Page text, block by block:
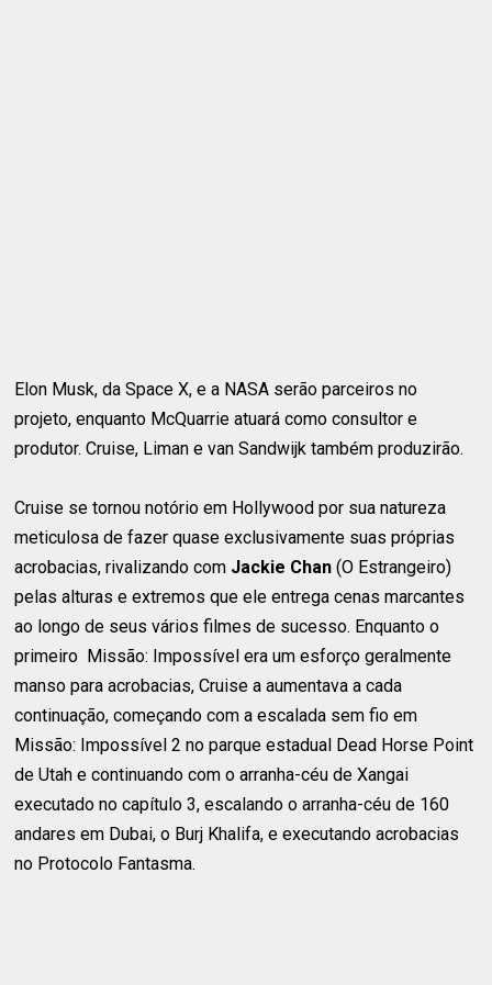
Elon Musk, da Space X, e a NASA serão parceiros no
projeto, enquanto McQuarrie atuará como consultor e
produtor. Cruise, Liman e van Sandwijk também produzirão.
Cruise se tornou notório em Hollywood por sua natureza
meticulosa de fazer quase exclusivamente suas próprias
acrobacias, rivalizando com Jackie Chan (O Estrangeiro)
pelas alturas e extremos que ele entrega cenas marcantes
ao longo de seus vários filmes de sucesso. Enquanto o
primeiro Missão: Impossível era um esforço geralmente
manso para acrobacias, Cruise a aumentava a cada
continuação, começando com a escalada sem fio em
Missão: Impossível 2 no parque estadual Dead Horse Point
de Utah e continuando com o arranha-céu de Xangai
executado no capítulo 3, escalando o arranha-céu de 160
andares em Dubai, o Burj Khalifa, e executando acrobacias
no Protocolo Fantasma.